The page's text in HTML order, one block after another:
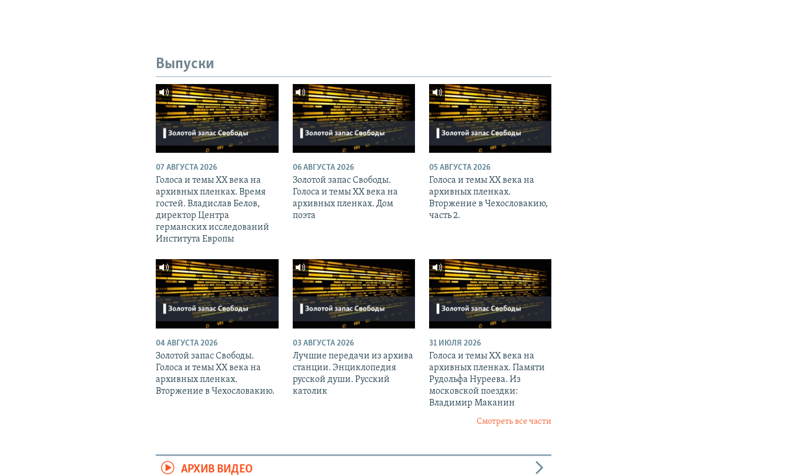
Выпуски
07 АВГУСТА 2026
Голоса и темы XX века на
архивных пленках. Время
гостей. Владислав Белов,
директор Центра
германских исследований
Института Европы
06 АВГУСТА 2026
Золотой запас Свободы.
Голоса и темы XX века на
архивных пленках. Дом
поэта
05 АВГУСТА 2026
Голоса и темы XX века на
архивных пленках.
Вторжение в Чехословакию,
часть 2.
04 АВГУСТА 2026
Золотой запас Свободы.
Голоса и темы XX века на
архивных пленках.
Вторжение в Чехословакию.
03 АВГУСТА 2026
Лучшие передачи из архива
станции. Энциклопедия
русской души. Русский
католик
31 ИЮЛЯ 2026
Голоса и темы XX века на
архивных пленках. Памяти
Рудольфа Нуреева. Из
московской поездки:
Владимир Маканин
Смотреть все части
АРХИВ ВИДЕО